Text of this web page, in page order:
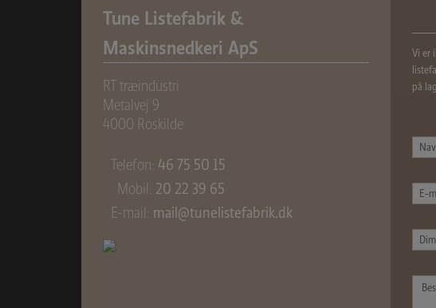
Tune Listefabrik &
Maskinsnedkeri ApS
RT træindustri
Metalvej 9
4000 Roskilde
Telefon: 46 75 50 15
Mobil: 20 22 39 65
E-mail: mail@tunelistefabrik.dk
Vi er
på